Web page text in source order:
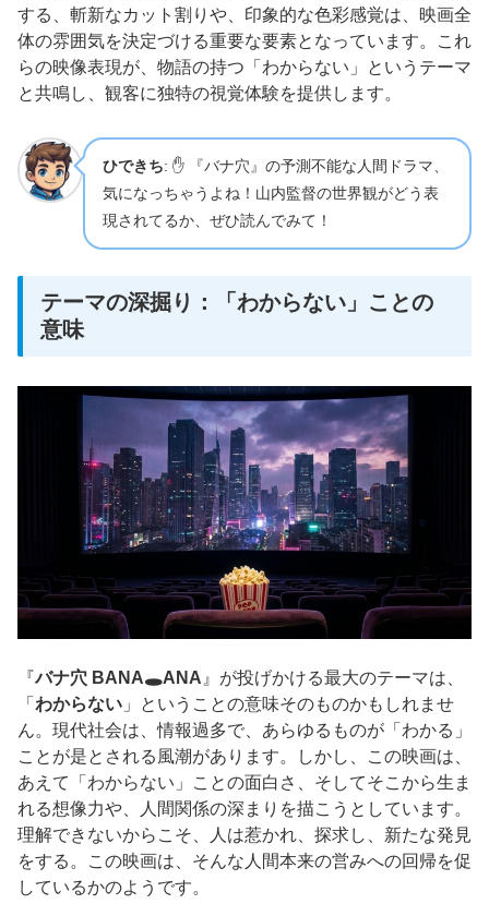
する、斬新なカット割りや、印象的な色彩感覚は、映画全
体の雰囲気を決定づける重要な要素となっています。これ
らの映像表現が、物語の持つ「わからない」というテーマ
と共鳴し、観客に独特の視覚体験を提供します。
ひできち: ✋ 『バナ穴』の予測不能な人間ドラマ、
気になっちゃうよね！山内監督の世界観がどう表
現されてるか、ぜひ読んでみて！
テーマの深掘り：「わからない」ことの
意味
『バナ穴 BANA🕳️ANA 』が投げかける最大のテーマは、
「 わからない 」ということの意味そのものかもしれませ
ん。現代社会は、情報過多で、あらゆるものが「わかる」
ことが是とされる風潮があります。しかし、この映画は、
あえて「わからない」ことの面白さ、そしてそこから生ま
れる想像力や、人間関係の深まりを描こうとしています。
理解できないからこそ、人は惹かれ、探求し、新たな発見
をする。この映画は、そんな人間本来の営みへの回帰を促
しているかのようです。